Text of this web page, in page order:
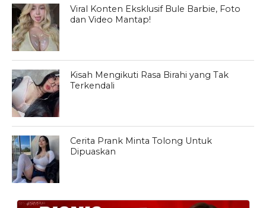
Viral Konten Eksklusif Bule Barbie, Foto
dan Video Mantap!
Kisah Mengikuti Rasa Birahi yang Tak
Terkendali
Cerita Prank Minta Tolong Untuk
Dipuaskan